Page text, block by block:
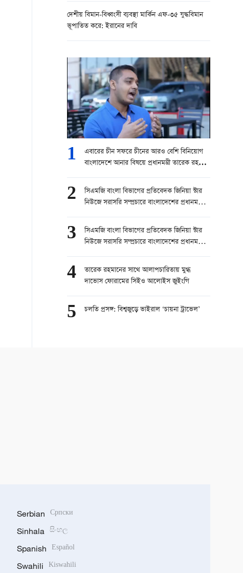
দেশীয় বিমান-বিধ্বংসী ব্যবস্থা মার্কিন এফ-৩৫ যুদ্ধবিমান
ভূপাতিত করে: ইরানের দাবি
1
এবারের চীন সফরে চীনের আরও বেশি বিনিয়োগ
বাংলাদেশে আনার বিষয়ে প্রধানমন্ত্রী তারেক রহমান
সিনিয়র রিপোর্টার, চ্যানেল ২৪
2
সিএমজি বাংলা বিভাগের প্রতিবেদক জিনিয়া স্টার
নিউজে সরাসরি সম্প্রচারে বাংলাদেশের প্রধানমন্ত্রী
part 1
3
সিএমজি বাংলা বিভাগের প্রতিবেদক জিনিয়া স্টার
নিউজে সরাসরি সম্প্রচারে বাংলাদেশের প্রধানমন্ত্রী
part 2
4
তারেক রহমানের সাথে আলাপচারিতায় মুগ্ধ
দাভোস ফোরামের সিইও আলোইস জুইংগি
5 চলতি প্রসঙ্গ: বিশ্বজুড়ে ভাইরাল ‘চায়না ট্রাভেল’
Serbian Српски
Sinhala සිංහල
Spanish Español
Swahili Kiswahili